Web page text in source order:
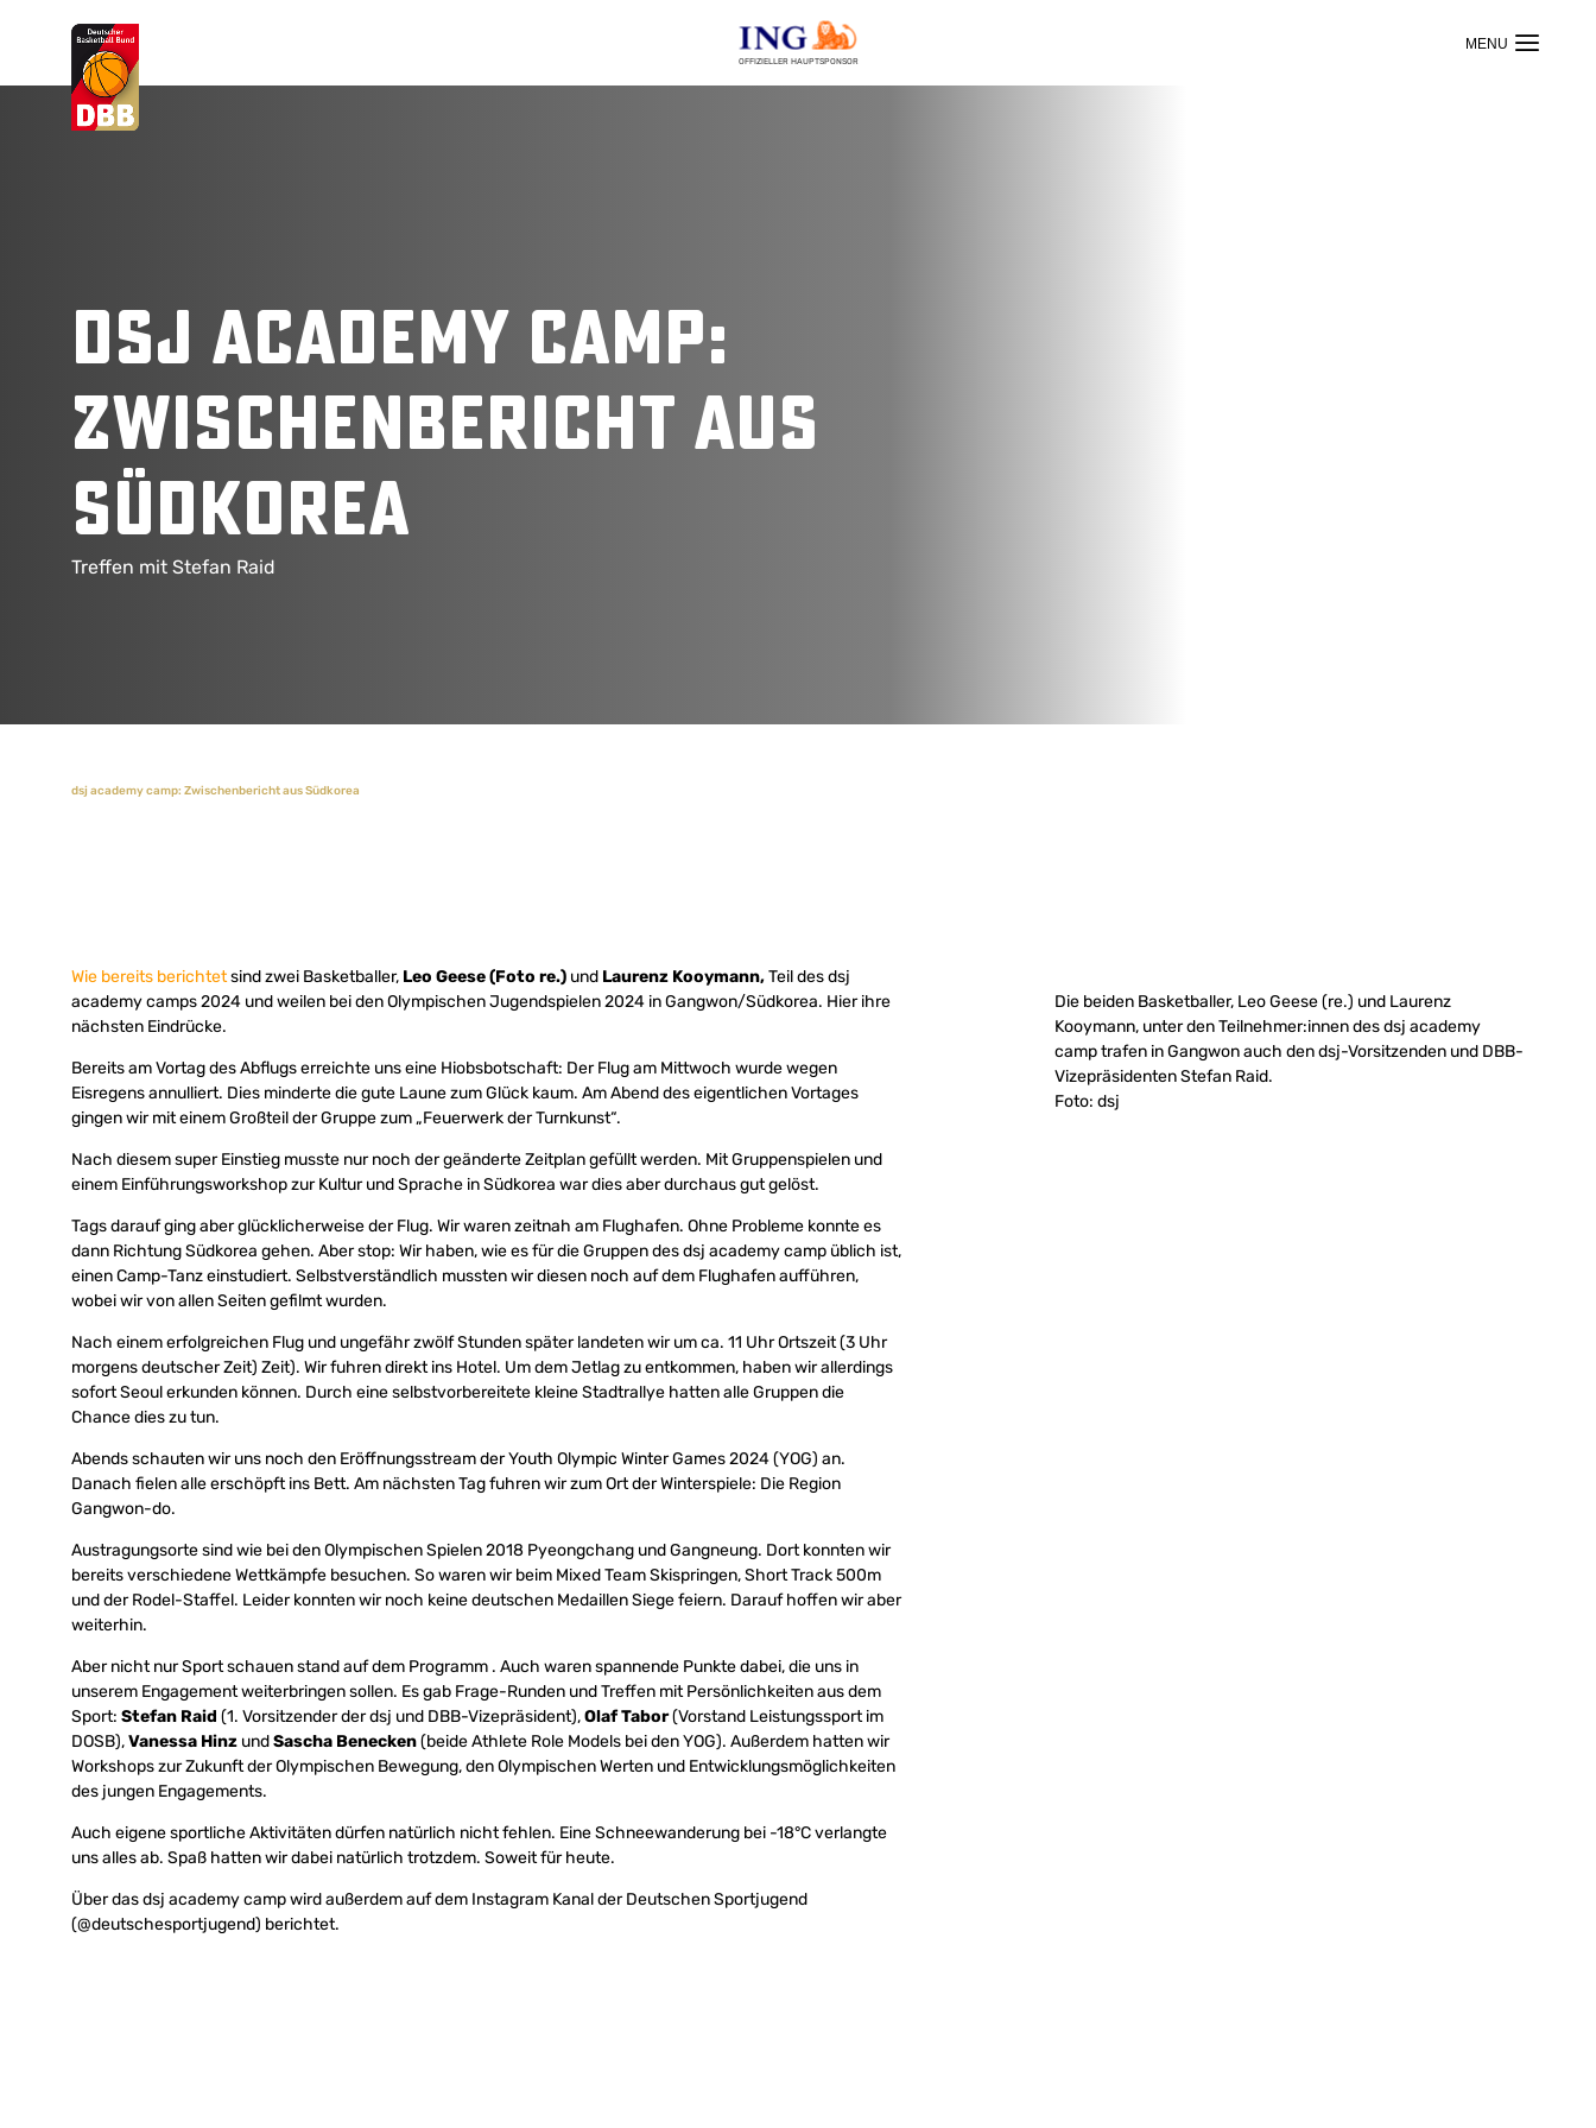
OFFIZIELLER HAUPTSPONSOR
Suchvorschläge
dsj academy camp:
Zwischenbericht aus
Südkorea
Treffen mit Stefan Raid
dsj academy camp: Zwischenbericht aus Südkorea
Wie bereits berichtetsind zwei Basketballer, Leo Geese (Foto re.) und Laurenz Kooymann,Teil des dsj
academy camps 2024 und weilen bei den Olympischen Jugendspielen 2024 in Gangwon/Südkorea. Hier ihre
nächsten Eindrücke.
Bereits am Vortag des Abflugs erreichte uns eine Hiobsbotschaft: Der Flug am Mittwoch wurde wegen
Eisregens annulliert. Dies minderte die gute Laune zum Glück kaum. Am Abend des eigentlichen Vortages
gingen wir mit einem Großteil der Gruppe zum „Feuerwerk der Turnkunst“.
Nach diesem super Einstieg musste nur noch der geänderte Zeitplan gefüllt werden. Mit Gruppenspielen und
einem Einführungsworkshop zur Kultur und Sprache in Südkorea war dies aber durchaus gut gelöst.
Tags darauf ging aber glücklicherweise der Flug. Wir waren zeitnah am Flughafen. Ohne Probleme konnte es
dann Richtung Südkorea gehen. Aber stop: Wir haben, wie es für die Gruppen des dsj academy camp üblich ist,
einen Camp-Tanz einstudiert. Selbstverständlich mussten wir diesen noch auf dem Flughafen aufführen,
wobei wir von allen Seiten gefilmt wurden.
Nach einem erfolgreichen Flug und ungefähr zwölf Stunden später landeten wir um ca. 11 Uhr Ortszeit (3 Uhr
morgens deutscher Zeit) Zeit). Wir fuhren direkt ins Hotel. Um dem Jetlag zu entkommen, haben wir allerdings
sofort Seoul erkunden können. Durch eine selbstvorbereitete kleine Stadtrallye hatten alle Gruppen die
Chance dies zu tun.
Abends schauten wir uns noch den Eröffnungsstream der Youth Olympic Winter Games 2024 (YOG) an.
Danach fielen alle erschöpft ins Bett. Am nächsten Tag fuhren wir zum Ort der Winterspiele: Die Region
Gangwon-do.
Austragungsorte sind wie bei den Olympischen Spielen 2018 Pyeongchang und Gangneung. Dort konnten wir
bereits verschiedene Wettkämpfe besuchen. So waren wir beim Mixed Team Skispringen, Short Track 500m
und der Rodel-Staffel. Leider konnten wir noch keine deutschen Medaillen Siege feiern. Darauf hoffen wir aber
weiterhin.
Aber nicht nur Sport schauen stand auf dem Programm . Auch waren spannende Punkte dabei, die uns in
unserem Engagement weiterbringen sollen. Es gab Frage-Runden und Treffen mit Persönlichkeiten aus dem
Sport: Stefan Raid (1. Vorsitzender der dsj und DBB-Vizepräsident),Olaf Tabor(Vorstand Leistungssport im
DOSB),Vanessa Hinz undSascha Benecken(beide Athlete Role Models bei den YOG). Außerdem hatten wir
Workshops zur Zukunft der Olympischen Bewegung, den Olympischen Werten und Entwicklungsmöglichkeiten
des jungen Engagements.
Auch eigene sportliche Aktivitäten dürfen natürlich nicht fehlen. Eine Schneewanderung bei -18°C verlangte
uns alles ab. Spaß hatten wir dabei natürlich trotzdem. Soweit für heute.
Über das dsj academy camp wird außerdem auf dem Instagram Kanal der Deutschen Sportjugend
(@deutschesportjugend) berichtet.
Die beiden Basketballer, Leo Geese (re.) und Laurenz
Kooymann, unter den Teilnehmer:innen des dsj academy
camp trafen in Gangwon auch den dsj-Vorsitzenden und DBB-
Vizepräsidenten Stefan Raid.
Foto: dsj